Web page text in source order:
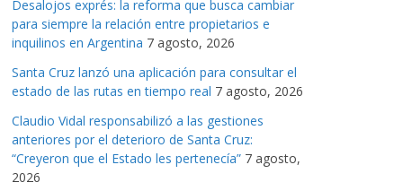
a
s
Desalojos exprés: la reforma que busca cambiar
para siempre la relación entre propietarios e
inquilinos en Argentina 7 agosto, 2026
Santa Cruz lanzó una aplicación para consultar el
estado de las rutas en tiempo real 7 agosto, 2026
Claudio Vidal responsabilizó a las gestiones
anteriores por el deterioro de Santa Cruz:
“Creyeron que el Estado les pertenecía” 7 agosto,
2026